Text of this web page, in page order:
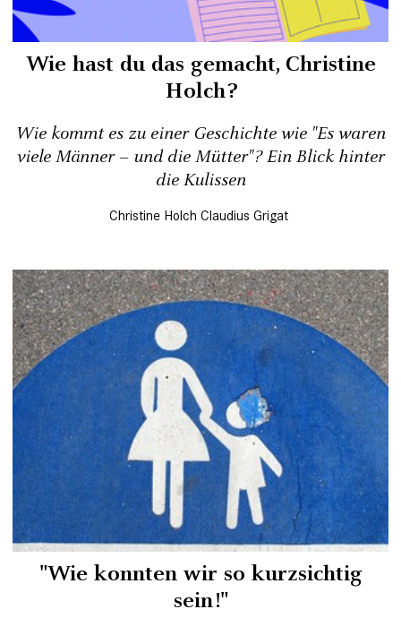
Wie hast du das gemacht, Christine
Holch?
Wie kommt es zu einer Geschichte wie "Es waren
viele Männer – und die Mütter"? Ein Blick hinter
die Kulissen
Christine Holch Claudius Grigat
"Wie konnten wir so kurzsichtig
sein!"